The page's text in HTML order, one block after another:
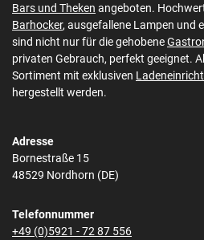
Bars und Theken angeboten.
Barhocker, ausgefallene Lampen und
sind nicht nur für die gehobene
privaten Gebrauch, perfekt geeignet.
Sortiment mit exklusiven
hergestellt werden.
Adresse
Bornestraße 15
48529 Nordhorn (DE)
Telefonnummer
+49 (0)5921 - 72 87 556